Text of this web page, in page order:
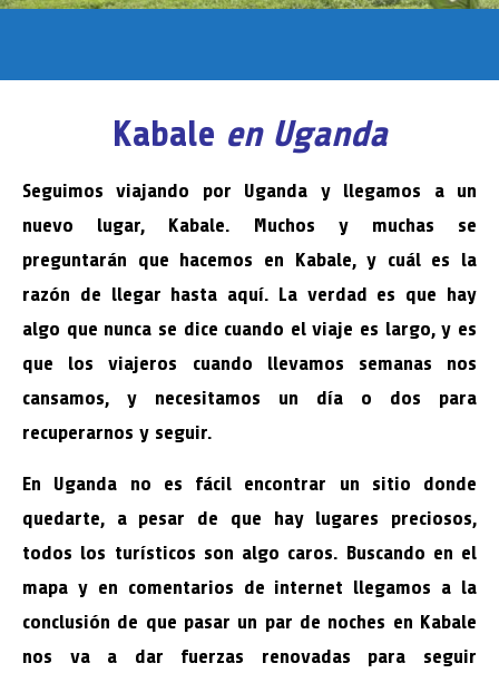
Kabale en Uganda
Seguimos viajando por Uganda y llegamos a un
nuevo lugar, Kabale. Muchos y muchas se
preguntarán que hacemos en Kabale, y cuál es la
razón de llegar hasta aquí. La verdad es que hay
algo que nunca se dice cuando el viaje es largo, y es
que los viajeros cuando llevamos semanas nos
cansamos, y necesitamos un día o dos para
recuperarnos y seguir.
En Uganda no es fácil encontrar un sitio donde
quedarte, a pesar de que hay lugares preciosos,
todos los turísticos son algo caros. Buscando en el
mapa y en comentarios de internet llegamos a la
conclusión de que pasar un par de noches en Kabale
nos va a dar fuerzas renovadas para seguir